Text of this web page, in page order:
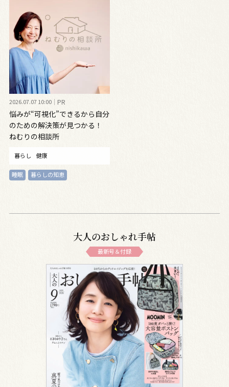
2026.07.07 10:00 PR
悩みが“可視化”できるから自分
のための解決策が見つかる！
ねむりの相談所
暮らし 健康
睡眠 暮らしの知恵
大人のおしゃれ手帖
最新号＆付録